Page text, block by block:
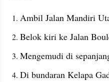
Ambil Jalan Mandiri
Belok kiri ke Jalan
Mengemudi di
Di bundaran Kelapa